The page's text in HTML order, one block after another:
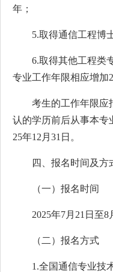
年；
5.取得通信工程博
6.取得其他工程类
专业工作年限相应增加2
考生的工作年限应
认的学历前后从事本专
25年12月31日。
四、报名时间及方
（一）报名时间
2025年7月21日至8
（二）报名方式
1.全国通信专业技